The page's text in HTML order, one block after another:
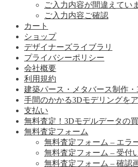
ご入力内容が間違えてい
ご入力内容ご確認
カート
ショップ
デザイナーズライブラリ
プライバシーポリシー
会社概要
利用規約
建築パース・メタバース制作
手間のかかる3Dモデリングを
支払い
無料査定！3Dモデルデータの
無料査定フォーム
無料査定フォーム – エラ
無料査定フォーム – 受付
無料査定フォーム – 確認